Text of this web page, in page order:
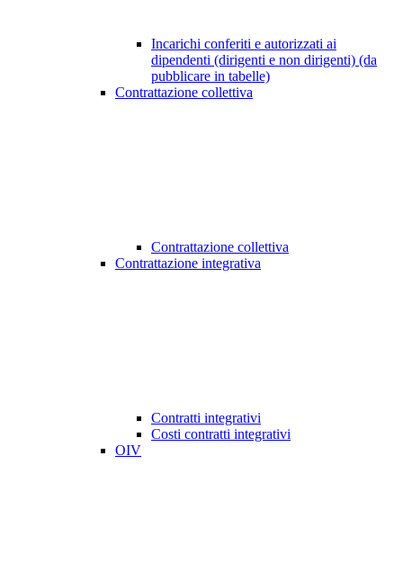
Incarichi conferiti e autorizzati ai
dipendenti (dirigenti e non dirigenti) (da
pubblicare in tabelle)
Contrattazione collettiva
Contrattazione collettiva
Contrattazione integrativa
Contratti integrativi
Costi contratti integrativi
OIV